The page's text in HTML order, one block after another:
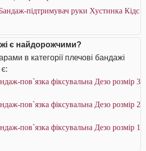
підтримувач руки Хустинка Кідс
є найдорожчими?
в категорії плечові бандажі
пов`язка фіксувальна Дезо розмір 3
пов`язка фіксувальна Дезо розмір 2
пов`язка фіксувальна Дезо розмір 1